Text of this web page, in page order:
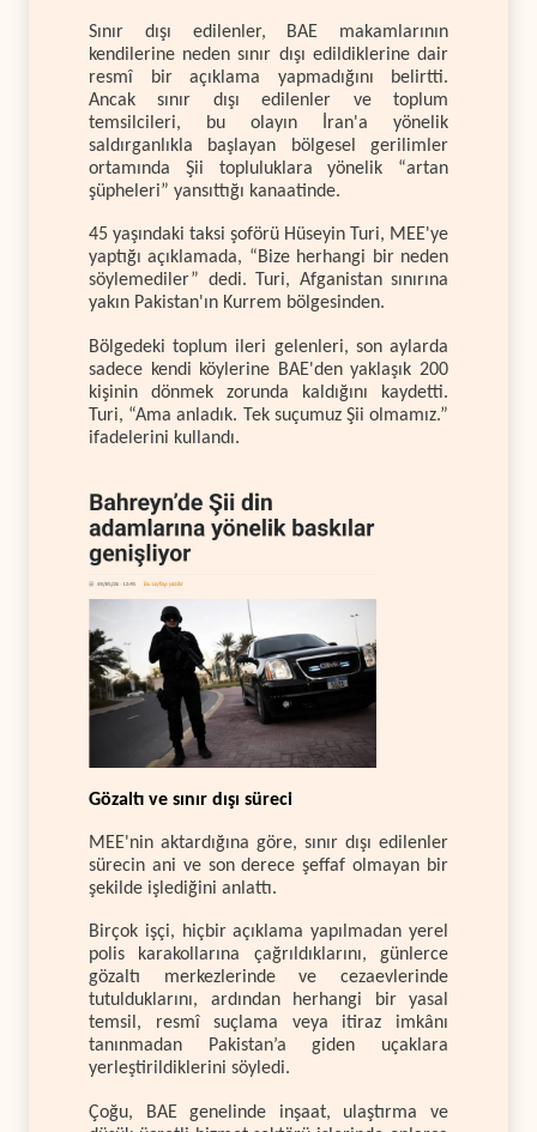
Sınır dışı edilenler, BAE makamlarının
kendilerine neden sınır dışı edildiklerine dair
resmî bir açıklama yapmadığını belirtti.
Ancak sınır dışı edilenler ve toplum
temsilcileri, bu olayın İran'a yönelik
saldırganlıkla başlayan bölgesel gerilimler
ortamında Şii topluluklara yönelik “artan
şüpheleri” yansıttığı kanaatinde.
45 yaşındaki taksi şoförü Hüseyin Turi, MEE'ye
yaptığı açıklamada, “Bize herhangi bir neden
söylemediler” dedi. Turi, Afganistan sınırına
yakın Pakistan'ın Kurrem bölgesinden.
Bölgedeki toplum ileri gelenleri, son aylarda
sadece kendi köylerine BAE'den yaklaşık 200
kişinin dönmek zorunda kaldığını kaydetti.
Turi, “Ama anladık. Tek suçumuz Şii olmamız.”
ifadelerini kullandı.
Gözaltı ve sınır dışı süreci
MEE'nin aktardığına göre, sınır dışı edilenler
sürecin ani ve son derece şeffaf olmayan bir
şekilde işlediğini anlattı.
Birçok işçi, hiçbir açıklama yapılmadan yerel
polis karakollarına çağrıldıklarını, günlerce
gözaltı merkezlerinde ve cezaevlerinde
tutulduklarını, ardından herhangi bir yasal
temsil, resmî suçlama veya itiraz imkânı
tanınmadan Pakistan’a giden uçaklara
yerleştirildiklerini söyledi.
Çoğu, BAE genelinde inşaat, ulaştırma ve